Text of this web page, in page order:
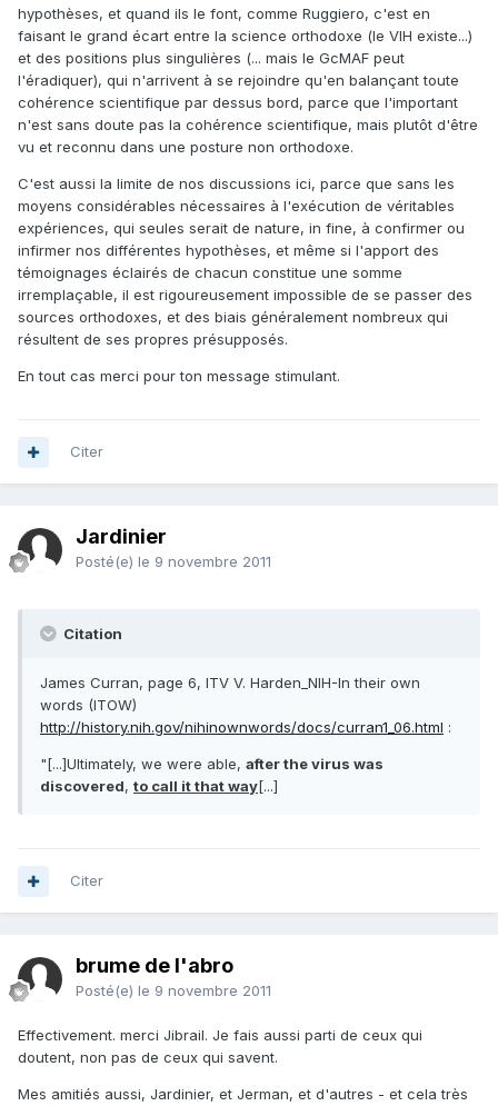
hypothèses, et quand ils le font, comme Ruggiero, c'est en
faisant le grand écart entre la science orthodoxe (le VIH existe...)
et des positions plus singulières (... mais le GcMAF peut
l'éradiquer), qui n'arrivent à se rejoindre qu'en balançant toute
cohérence scientifique par dessus bord, parce que l'important
n'est sans doute pas la cohérence scientifique, mais plutôt d'être
vu et reconnu dans une posture non orthodoxe.
C'est aussi la limite de nos discussions ici, parce que sans les
moyens considérables nécessaires à l'exécution de véritables
expériences, qui seules serait de nature, in fine, à confirmer ou
infirmer nos différentes hypothèses, et même si l'apport des
témoignages éclairés de chacun constitue une somme
irremplaçable, il est rigoureusement impossible de se passer des
sources orthodoxes, et des biais généralement nombreux qui
résultent de ses propres présupposés.
En tout cas merci pour ton message stimulant.
Citer
Jardinier
Posté(e) le 9 novembre 2011
Citation
James Curran, page 6, ITV V. Harden_NIH-In their own
words (ITOW)
http://history.nih.gov/nihinownwords/docs/curran1_06.html :
"[...]Ultimately, we were able, after the virus was
discovered, to call it that way[...]
Citer
brume de l'abro
Posté(e) le 9 novembre 2011
Effectivement. merci Jibrail. Je fais aussi parti de ceux qui
doutent, non pas de ceux qui savent.
Mes amitiés aussi, Jardinier, et Jerman, et d'autres - et cela très